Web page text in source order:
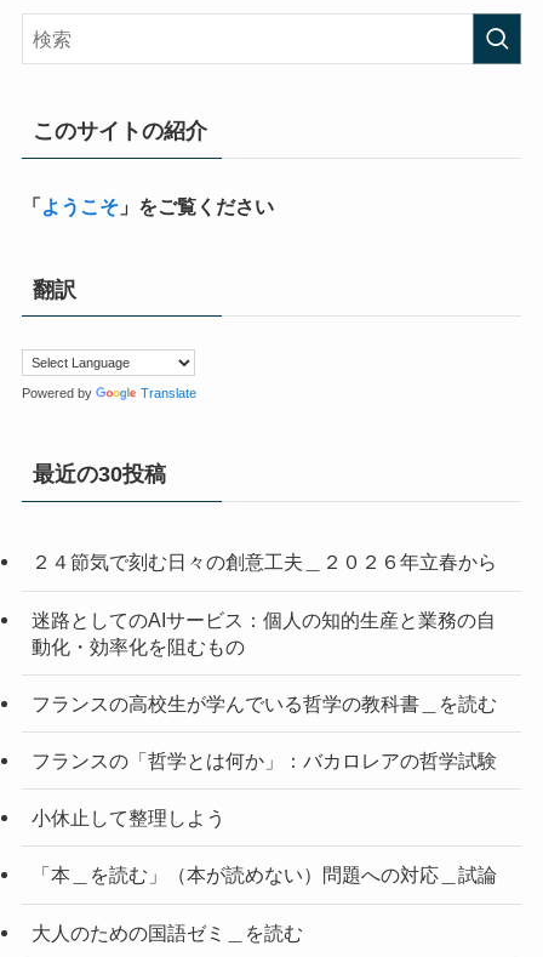
このサイトの紹介
「 ようこそ」をご覧ください
翻訳
Powered by Translate
最近の30投稿
２４節気で刻む日々の創意工夫＿２０２６年立春から
迷路としてのAIサービス：個人の知的生産と業務の自
動化・効率化を阻むもの
フランスの高校生が学んでいる哲学の教科書＿を読む
フランスの「哲学とは何か」：バカロレアの哲学試験
小休止して整理しよう
「本＿を読む」（本が読めない）問題への対応＿試論
大人のための国語ゼミ＿を読む